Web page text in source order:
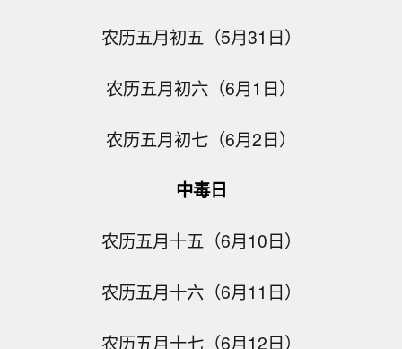
农历五月初五（5月31日）
农历五月初六（6月1日）
农历五月初七（6月2日）
中毒日
农历五月十五（6月10日）
农历五月十六（6月11日）
农历五月十七（6月12日）